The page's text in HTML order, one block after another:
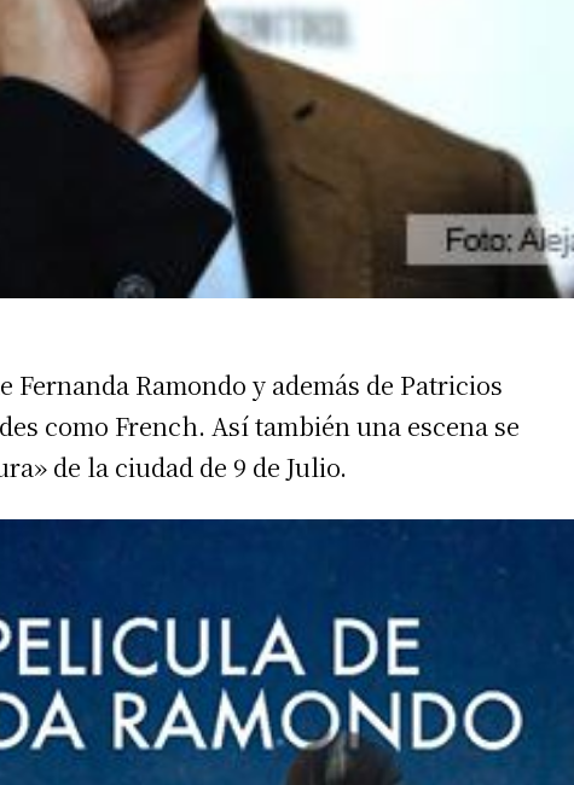
*Requerido
de correo electrónico*
Ramondo y además de Patricios
como French. Así también una escena se
de la ciudad de 9 de Julio.